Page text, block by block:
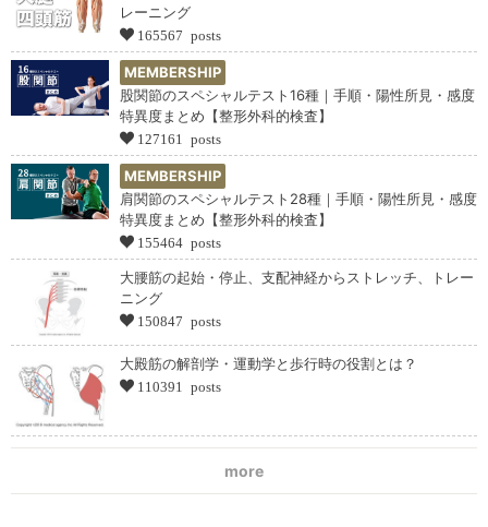
レーニング
165567 posts
MEMBERSHIP
股関節のスペシャルテスト16種｜手順・陽性所見・感度
特異度まとめ【整形外科的検査】
127161 posts
MEMBERSHIP
肩関節のスペシャルテスト28種｜手順・陽性所見・感度
特異度まとめ【整形外科的検査】
155464 posts
大腰筋の起始・停止、支配神経からストレッチ、トレー
ニング
150847 posts
大殿筋の解剖学・運動学と歩行時の役割とは？
110391 posts
more